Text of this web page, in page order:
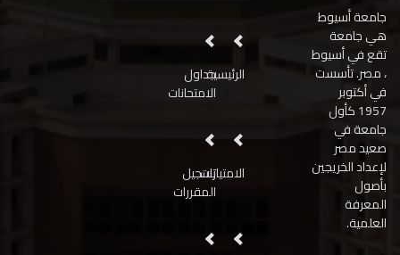
جامعة أسيوط
هي جامعة
تقع في أسيوط
، مصر. تأسست
في أكتوبر
1957 كأول
جامعة في
صعيد مصر
لإعداد الخريجين
بأصول
المعرفة
العلمية.
الرئيسيةجداول
الامتحانات
الامتيازاتتسجيل
المقررات